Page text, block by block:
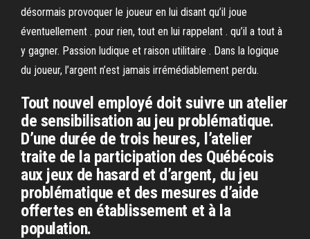
désormais provoquer le joueur en lui disant qu’il joue
éventuellement . pour rien, tout en lui rappelant . qu’il a tout à
y gagner. Passion ludique et raison utilitaire . Dans la logique
du joueur, l’argent n’est jamais irrémédiablement perdu.
Tout nouvel employé doit suivre un atelier
de sensibilisation au jeu problématique.
D’une durée de trois heures, l’atelier
traite de la participation des Québécois
aux jeux de hasard et d’argent, du jeu
problématique et des mesures d’aide
offertes en établissement et à la
population.